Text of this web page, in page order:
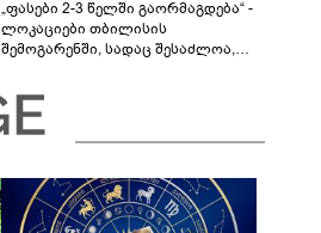
„ფასები 2-3 წელში გაორმაგდება“ -
ლოკაციები თბილისის
შემოგარენში, სადაც შესაძლოა,